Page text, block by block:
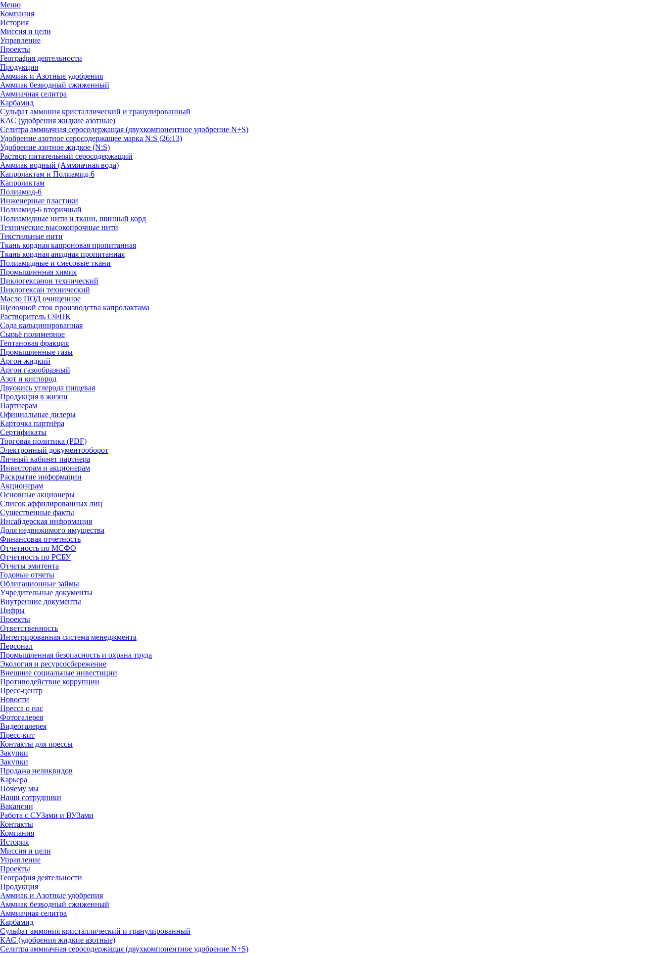
Меню
Компания
История
Миссия и цели
Управление
Проекты
География деятельности
Продукция
Аммиак и Азотные удобрения
Аммиак безводный сжиженный
Аммиачная селитра
Карбамид
Сульфат аммония кристаллический и гранулированный
КАС (удобрения жидкие азотные)
Селитра аммиачная серосодержащая (двухкомпонентное удобрение N+S)
Удобрение азотное серосодержащее марка N:S (26:13)
Удобрение азотное жидкое (N:S)
Раствор питательный серосодержащий
Аммиак водный (Аммиачная вода)
Капролактам и Полиамид-6
Капролактам
Полиамид-6
Инженерные пластики
Полиамид-6 вторичный
Полиамидные нити и ткани, шинный корд
Технические высокопрочные нити
Текстильные нити
Ткань кордная капроновая пропитанная
Ткань кордная анидная пропитанная
Полиамидные и смесовые ткани
Промышленная химия
Циклогексанон технический
Циклогексан технический
Масло ПОД очищенное
Щелочной сток производства капролактама
Растворитель СФПК
Сода кальцинированная
Сырьё полимерное
Гептановая фракция
Промышленные газы
Аргон жидкий
Аргон газообразный
Азот и кислород
Двуокись углерода пищевая
Продукция в жизни
Партнерам
Официальные дилеры
Карточка партнёра
Сертификаты
Торговая политика (PDF)
Электронный документооборот
Личный кабинет партнера
Инвесторам и акционерам
Раскрытие информации
Акционерам
Основные акционеры
Список аффилированных лиц
Существенные факты
Инсайдерская информация
Доля недвижимого имущества
Финансовая отчетность
Отчетность по МСФО
Отчетность по РСБУ
Отчеты эмитента
Годовые отчеты
Облигационные займы
Учредительные документы
Внутренние документы
Цифры
Проекты
Ответственность
Интегрированная система менеджмента
Персонал
Промышленная безопасность и охрана труда
Экология и ресурсосбережение
Внешние социальные инвестиции
Противодействие коррупции
Пресс-центр
Новости
Пресса о нас
Фотогалерея
Видеогалерея
Пресс-кит
Контакты для прессы
Закупки
Закупки
Продажа неликвидов
Карьера
Почему мы
Наши сотрудники
Вакансии
Работа с СУЗами и ВУЗами
Контакты
Компания
История
Миссия и цели
Управление
Проекты
География деятельности
Продукция
Аммиак и Азотные удобрения
Аммиак безводный сжиженный
Аммиачная селитра
Карбамид
Сульфат аммония кристаллический и гранулированный
КАС (удобрения жидкие азотные)
Селитра аммиачная серосодержащая (двухкомпонентное удобрение N+S)